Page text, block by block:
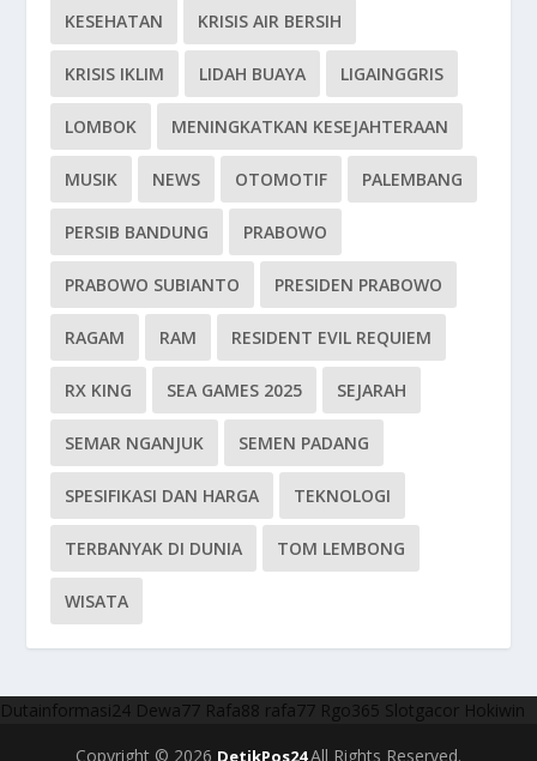
KESEHATAN KRISIS AIR BERSIH
KRISIS IKLIM LIDAH BUAYA LIGAINGGRIS
LOMBOK MENINGKATKAN KESEJAHTERAAN
MUSIK NEWS OTOMOTIF PALEMBANG
PERSIB BANDUNG PRABOWO
PRABOWO SUBIANTO PRESIDEN PRABOWO
RAGAM RAM RESIDENT EVIL REQUIEM
RX KING SEA GAMES 2025 SEJARAH
SEMAR NGANJUK SEMEN PADANG
SPESIFIKASI DAN HARGA TEKNOLOGI
TERBANYAK DI DUNIA TOM LEMBONG
WISATA
Dutainformasi24 Dewa77 Rafa88 rafa77 Rgo365 Slotgacor Hokiwin
Copyright © 2026 DetikPos24All Rights Reserved.